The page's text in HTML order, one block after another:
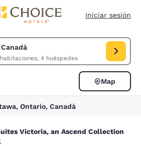
Iniciar sesión
2 habitaciones, 4 huéspedes
Ottawa, Ontario, Canadá. Fecha de entrada
Map
Ontario, Canadá
an Ascend
Victoria, an Ascend Collection